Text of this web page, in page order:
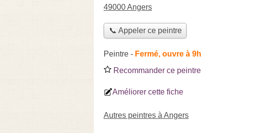
49000 Angers
📞 Appeler ce peintre
Peintre - Fermé, ouvre à 9h
Recommander ce peintre
Améliorer cette fiche
Autres peintres à Angers